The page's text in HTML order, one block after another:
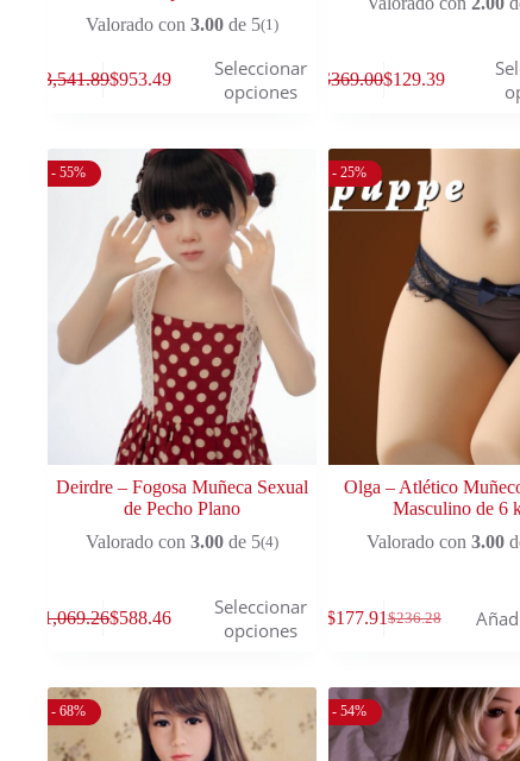
Valorado con 3.00de 5(1)
3,541.89$953.49
Seleccionar
opciones
$369.00$129.39
- 55%
Deirdre – Fogosa Muñeca Sexual
de Pecho Plano
Valorado con 3.00de 5(4)
1,069.26$588.46
Seleccionar
opciones
- 25%
Olga – Atlético
Masculino de 6
Valorado con 3.00
$236.28
$177.91
- 68% - 54%